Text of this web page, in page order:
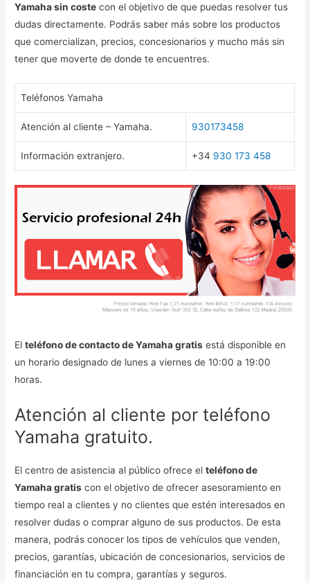
Yamaha sin coste con el objetivo de que puedas resolver tus
dudas directamente. Podrás saber más sobre los productos
que comercializan, precios, concesionarios y mucho más sin
tener que moverte de donde te encuentres.
Teléfonos Yamaha
Atención al cliente – Yamaha. 930173458
Información extranjero. +34 930 173 458
Elteléfono de contacto de Yamaha gratis está disponible en
un horario designado de lunes a viernes de 10:00 a 19:00
horas.
Atención al cliente por teléfono
Yamaha gratuito.
El centro de asistencia al público ofrece elteléfono de
Yamaha gratis con el objetivo de ofrecer asesoramiento en
tiempo real a clientes y no clientes que estén interesados en
resolver dudas o comprar alguno de sus productos. De esta
manera, podrás conocer los tipos de vehículos que venden,
precios, garantías, ubicación de concesionarios, servicios de
financiación en tu compra, garantías y seguros.